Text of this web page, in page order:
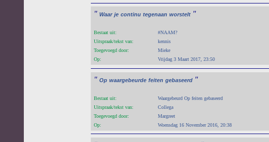
" Waar je continu tegenaan worstelt "
Bestaat uit:
#NAAM?
Uitspraak/tekst van:
kennis
Toegevoegd door:
Mieke
Op:
Vrijdag 3 Maart 2017, 23:50
" Op waargebeurde feiten gebaseerd "
Bestaat uit:
Waargebeurd Op feiten gebaseerd
Uitspraak/tekst van:
Collega
Toegevoegd door:
Margreet
Op:
Woensdag 16 November 2016, 20:38